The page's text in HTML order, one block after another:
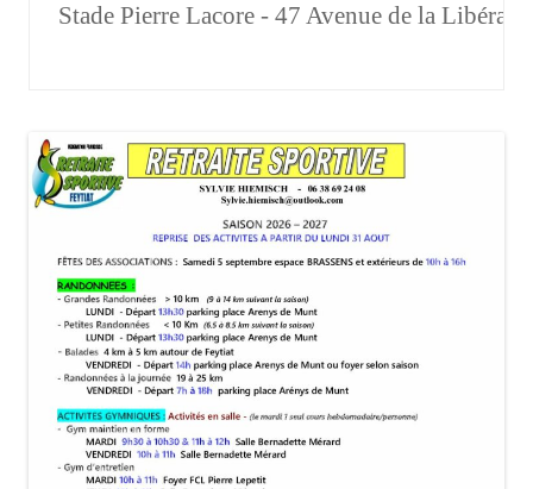
Dans les clubs
A.R.S.
A.R.A.L.
A.C.S.
AIXE RETRAITE SPORT SANTÉ
BEAUNE les MINES
Stade Pierre Lacore - 47 Avenue de la